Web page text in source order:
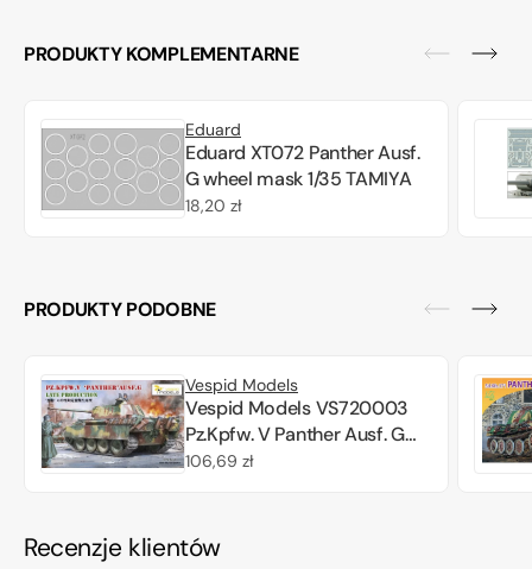
PRODUKTY KOMPLEMENTARNE
Eduard
Eduard XT072 Panther Ausf.
G wheel mask 1/35 TAMIYA
Cena
18,20 zł
PRODUKTY PODOBNE
Vespid Models
Vespid Models VS720003
Pz.Kpfw. V Panther Ausf. G
Late Production 1/72
Cena
106,69 zł
Recenzje klientów